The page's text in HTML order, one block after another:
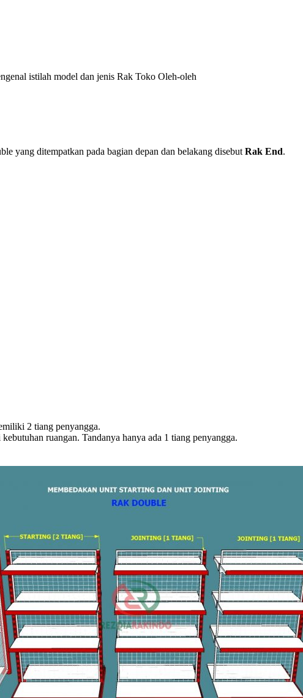
istilah model dan jenis Rak Toko Oleh-oleh
yang ditempatkan pada bagian depan dan belakang disebut Rak End.
2 tiang penyangga.
ruangan. Tandanya hanya ada 1 tiang penyangga.